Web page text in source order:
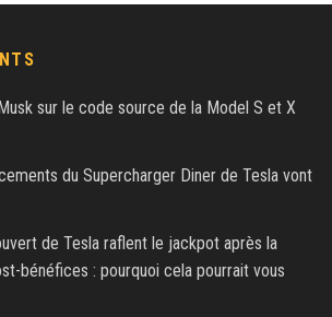
sur le code source de la Model S et X
du Supercharger Diner de Tesla vont
de Tesla raflent le jackpot après la
bénéfices : pourquoi cela pourrait vous